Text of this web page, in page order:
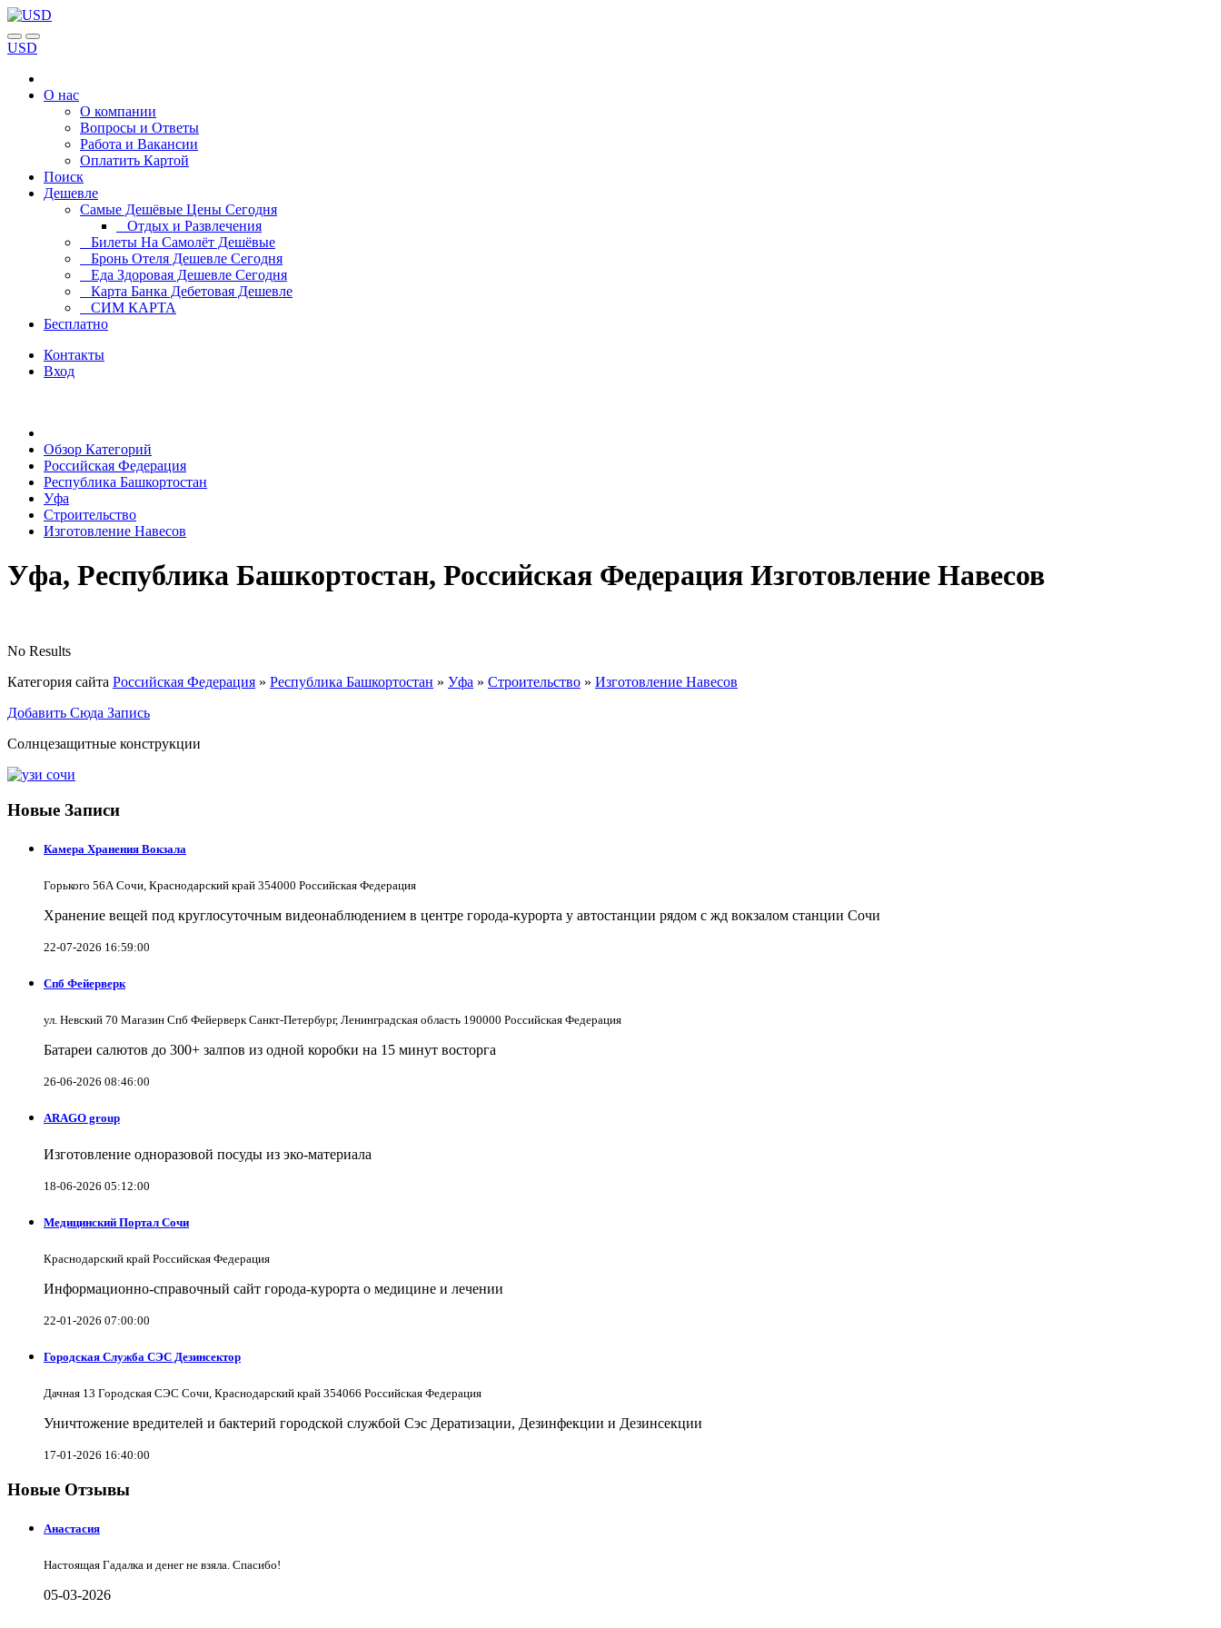
USD
О нас
О компании
Вопросы и Ответы
Работа и Вакансии
Оплатить Картой
Поиск
Дешевле
Самые Дешёвые Цены Сегодня
Отдых и Развлечения
Билеты На Самолёт Дешёвые
Бронь Отеля Дешевле Сегодня
Еда Здоровая Дешевле Сегодня
Карта Банка Дебетовая Дешевле
СИМ КАРТА
Бесплатно
Контакты
Вход
Обзор Категорий
Российская Федерация
Республика Башкортостан
Уфа
Строительство
Изготовление Навесов
Уфа, Республика Башкортостан, Российская Федерация Изготовление Навесов
No Results
Категория сайта Российская Федерация » Республика Башкортостан » Уфа » Строительство » Изготовление Навесов
Добавить Сюда Запись
Солнцезащитные конструкции
Новые Записи
Камера Хранения Вокзала
Горького 56А Сочи, Краснодарский край 354000 Российская Федерация
Хранение вещей под круглосуточным видеонаблюдением в центре города-курорта у автостанции рядом с жд вокзалом станции Сочи
22-07-2026 16:59:00
Спб Фейерверк
ул. Невский 70 Магазин Спб Фейерверк Санкт-Петербург, Ленинградская область 190000 Российская Федерация
Батареи салютов до 300+ залпов из одной коробки на 15 минут восторга
26-06-2026 08:46:00
ARAGO group
Изготовление одноразовой посуды из эко-материала
18-06-2026 05:12:00
Медицинский Портал Сочи
Краснодарский край Российская Федерация
Информационно-справочный сайт города-курорта о медицине и лечении
22-01-2026 07:00:00
Городская Служба СЭС Дезинсектор
Дачная 13 Городская СЭС Сочи, Краснодарский край 354066 Российская Федерация
Уничтожение вредителей и бактерий городской службой Сэс Дератизации, Дезинфекции и Дезинсекции
17-01-2026 16:40:00
Новые Отзывы
Анастасия
Настоящая Гадалка и денег не взяла. Спасибо!
05-03-2026